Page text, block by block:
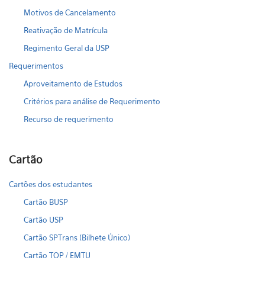
Motivos de Cancelamento
Reativação de Matrícula
Regimento Geral da USP
Requerimentos
Aproveitamento de Estudos
Critérios para análise de Requerimento
Recurso de requerimento
Cartão
Cartões dos estudantes
Cartão BUSP
Cartão USP
Cartão SPTrans (Bilhete Único)
Cartão TOP / EMTU